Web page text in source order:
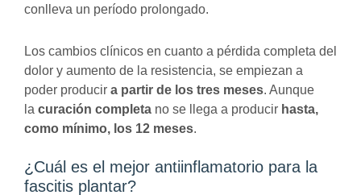
conlleva un período prolongado.
Los cambios clínicos en cuanto a pérdida completa del
dolor y aumento de la resistencia, se empiezan a
poder producir a partir de los tres meses. Aunque
la curación completa no se llega a producir hasta,
como mínimo, los 12 meses.
¿Cuál es el mejor antiinflamatorio para la
fascitis plantar?